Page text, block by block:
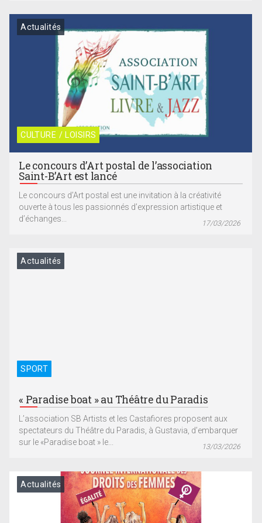
CULTURE / LOISIRS
Actualités
Le concours d’Art postal de l’association
Saint-B’Art est lancé
Le concours d’Art postal est une invitation à la créativité
ouverte à tous les passionnés d’expression artistique et
d’échanges...
17/03/2026
SPORT
Actualités
« Paradise boat » au Théâtre du Paradis
L’association SB Artists et les Castafiores proposent aux
spectateurs du Théâtre du Paradis, à Gustavia, d’embarquer
sur le «Paradise boat » le...
13/03/2026
Actualités